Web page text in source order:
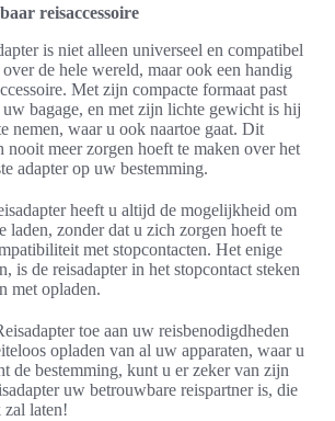
reisaccessoire
is niet alleen universeel en compatibel
de hele wereld, maar ook een handig
Met zijn compacte formaat past
bagage, en met zijn lichte gewicht is hij
nemen, waar u ook naartoe gaat. Dit
nooit meer zorgen hoeft te maken over het
adapter op uw bestemming.
heeft u altijd de mogelijkheid om
laden, zonder dat u zich zorgen hoeft te
met stopcontacten. Het enige
is de reisadapter in het stopcontact steken
met opladen.
toe aan uw reisbenodigdheden
opladen van al uw apparaten, waar u
de bestemming, kunt u er zeker van zijn
uw betrouwbare reispartner is, die
zal laten!